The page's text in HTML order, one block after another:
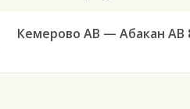
Кемерово АВ — Абакан АВ